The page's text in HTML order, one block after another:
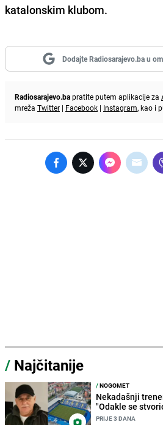
katalonskim klubom.
Dodajte Radiosarajevo.ba u
Radiosarajevo.bapratite putem aplikacije za
mreža Twitter | Facebook | Instagram, kao i
/ Najčitanije
/NOGOMET
Nekadašnji
"Odakle se
PRIJE 3 DANA